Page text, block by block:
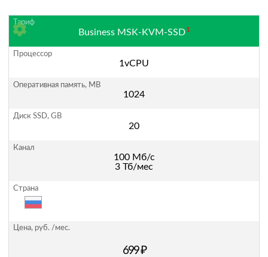
Business MSK-KVM-SSD 1
1vCPU
1024
20
100 Мб/с
3 Тб/мес
699 ₽